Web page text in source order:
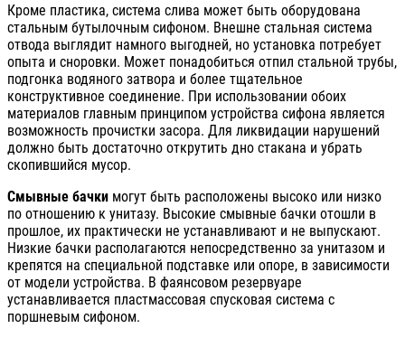
Кроме пластика, система слива может быть оборудована
стальным бутылочным сифоном. Внешне стальная система
отвода выглядит намного выгодней, но установка потребует
опыта и сноровки. Может понадобиться отпил стальной трубы,
подгонка водяного затвора и более тщательное
конструктивное соединение. При использовании обоих
материалов главным принципом устройства сифона является
возможность прочистки засора. Для ликвидации нарушений
должно быть достаточно открутить дно стакана и убрать
скопившийся мусор.
Смывные бачки могут быть расположены высоко или низко
по отношению к унитазу. Высокие смывные бачки отошли в
прошлое, их практически не устанавливают и не выпускают.
Низкие бачки располагаются непосредственно за унитазом и
крепятся на специальной подставке или опоре, в зависимости
от модели устройства. В фаянсовом резервуаре
устанавливается пластмассовая спусковая система с
поршневым сифоном.